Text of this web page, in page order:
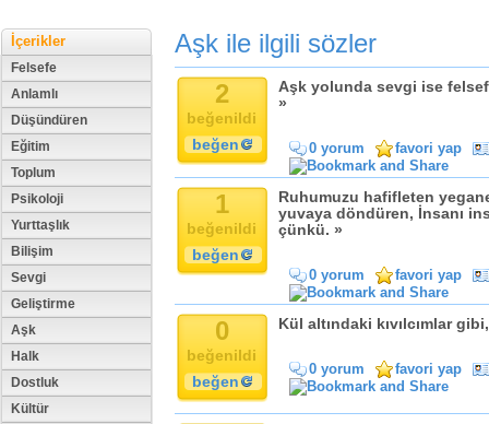
İçerikler
Felsefe
Anlamlı
Düşündüren
Eğitim
Toplum
Psikoloji
Yurttaşlık
Bilişim
Sevgi
Geliştirme
Aşk
Halk
Dostluk
Kültür
Aşk ile ilgili sözler
2
beğenildi
beğen
Aşk yolunda sevgi ise
»
0 yorum favori yap
1
beğenildi
beğen
Ruhumuzu hafifleten
yuvaya döndüren, İnsanı
çünkü. »
0 yorum favori yap
0
beğenildi
beğen
Kül altındaki kıvılcımlar
0 yorum favori yap